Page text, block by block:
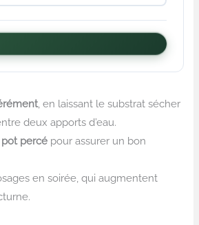
, en laissant le substrat sécher
deux apports d’eau.
pot percé pour assurer un bon
en soirée, qui augmentent